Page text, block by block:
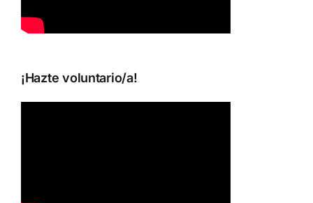
¡Hazte voluntario/a!